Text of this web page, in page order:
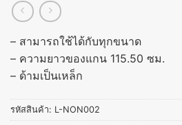
– สามารถใช้ได้กับทุกขนาด
– ความยาวของแกน 115.50 ซม.
– ด้ามเป็นเหล็ก
รหัสสินค้า: L-NON002